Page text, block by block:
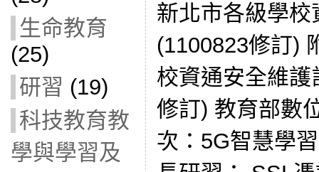
生命教育
(25)
研習 (19)
科技教育教
學與學習及
新北市各級學
(1100823修訂)
校資通安全維
修訂) 教育部數
次：5G智慧學